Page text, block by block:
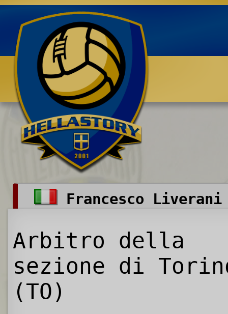
Benvenuti su HELLASTORY.net
Francesco Liverani
Arbitro della
sezione di
(TO)